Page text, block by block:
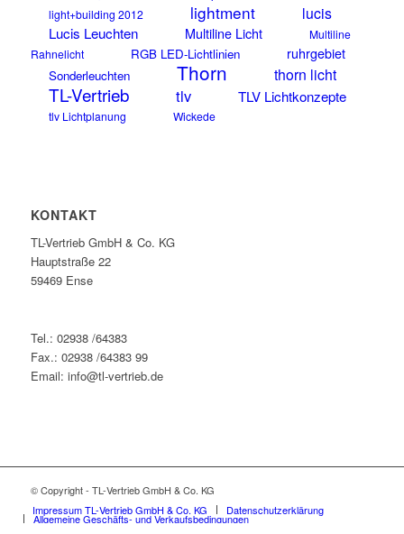
light+building 2012
lightment lucis
Lucis Leuchten Multiline Licht
Multiline
Rahnelicht
RGB LED-Lichtlinien ruhrgebiet
Sonderleuchten Thorn thorn licht
TL-Vertrieb tlv TLV Lichtkonzepte
tlv Lichtplanung Wickede
KONTAKT
TL-Vertrieb GmbH & Co. KG
Hauptstraße 22
59469 Ense
Tel.: 02938 /64383
Fax.: 02938 /64383 99
Email: info@tl-vertrieb.de
© Copyright - TL-Vertrieb GmbH & Co. KG
Impressum TL-Vertrieb GmbH & Co. KG
Datenschutzerklärung
Allgemeine Geschäfts- und Verkaufsbedingungen